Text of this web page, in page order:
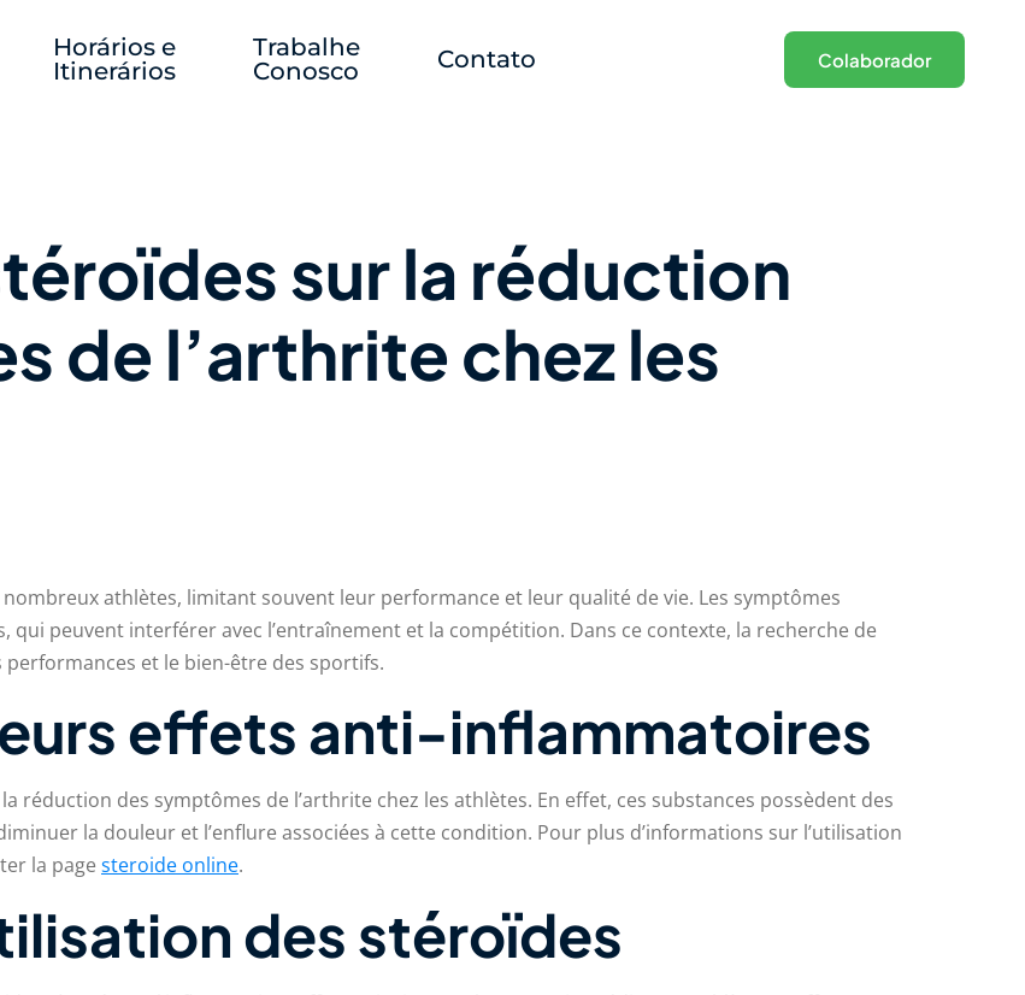
Horários e
Itinerários
Trabalhe
Conosco
Contato Colaborador
sur la réduction
de l’arthrite chez les
athlètes, limitant souvent leur performance et leur qualité de vie. Les symptômes
peuvent interférer avec l’entraînement et la compétition. Dans ce contexte, la recherche de
et le bien-être des sportifs.
effets anti-inflammatoires
réduction des symptômes de l’arthrite chez les athlètes. En effet, ces substances possèdent des
la douleur et l’enflure associées à cette condition. Pour plus d’informations sur l’utilisation
la page steroide online.
des stéroïdes